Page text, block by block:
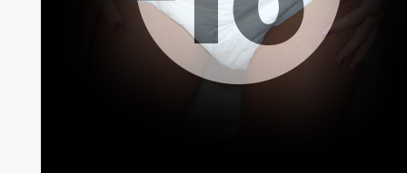
Nom d'utilisateur
Mot de passe